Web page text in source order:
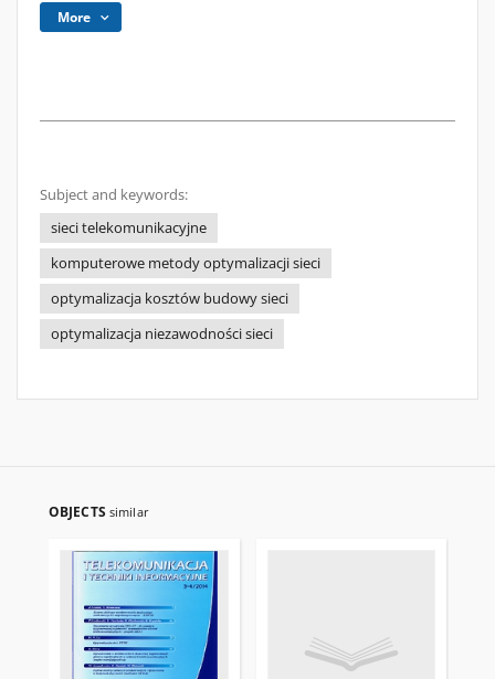
More
Subject and keywords:
sieci telekomunikacyjne
komputerowe metody optymalizacji sieci
optymalizacja kosztów budowy sieci
optymalizacja niezawodności sieci
OBJECTS similar